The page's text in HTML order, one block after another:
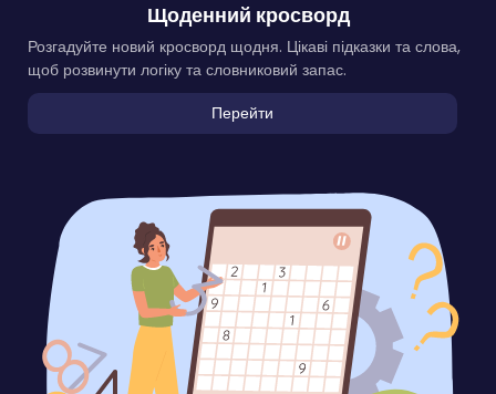
Щоденний кросворд
Розгадуйте новий кросворд щодня. Цікаві підказки та слова,
щоб розвинути логіку та словниковий запас.
Перейти